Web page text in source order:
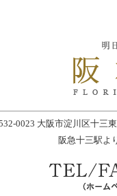
0023 大阪市淀川区十
阪急十三駅よ